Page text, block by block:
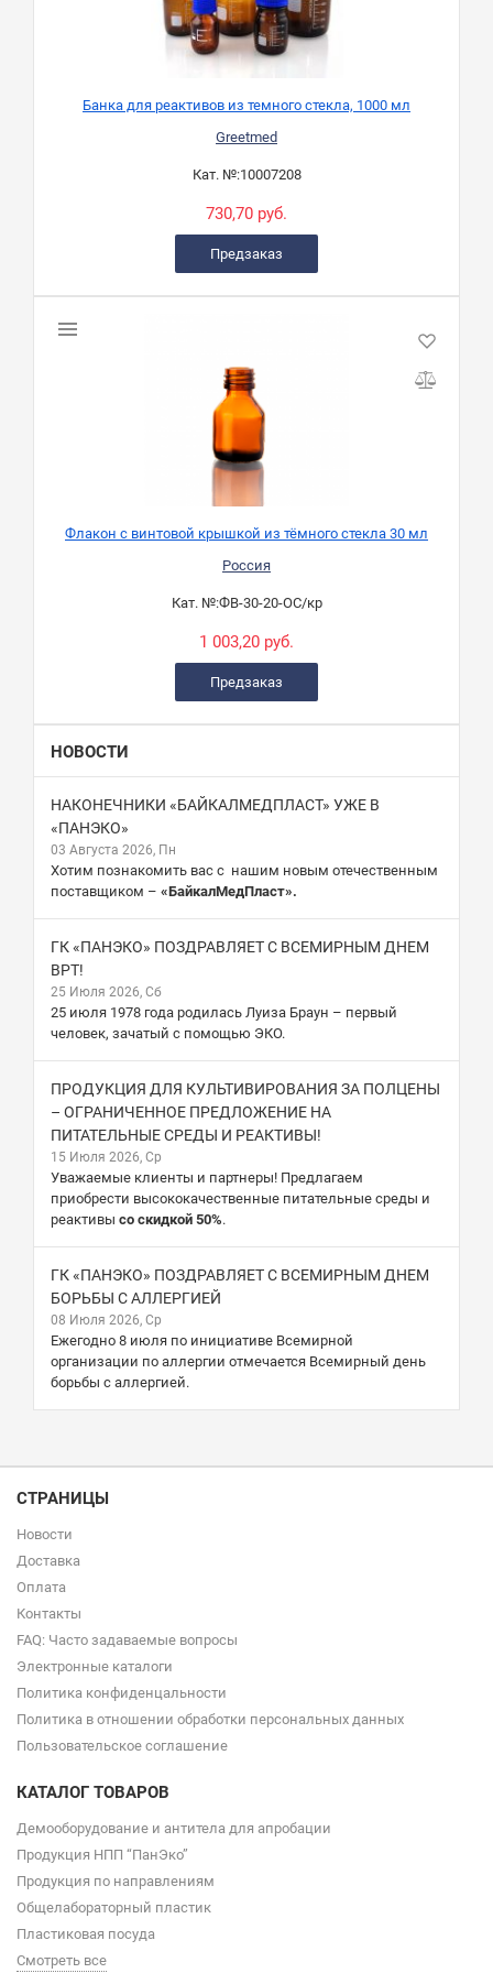
Банка для реактивов из темного стекла, 1000 мл
Greetmed
Кат. №:10007208
730,70 руб.
Предзаказ
Флакон с винтовой крышкой из тёмного стекла 30 мл
Россия
Кат. №:ФВ-30-20-ОС/кр
1 003,20 руб.
Предзаказ
НОВОСТИ
НАКОНЕЧНИКИ «БАЙКАЛМЕДПЛАСТ» УЖЕ В
«ПАНЭКО»
03 Августа 2026, Пн
Хотим познакомить вас с нашим новым отечественным
поставщиком – «БайкалМедПласт».
ГК «ПАНЭКО» ПОЗДРАВЛЯЕТ С ВСЕМИРНЫМ ДНЕМ
ВРТ!
25 Июля 2026, Сб
25 июля 1978 года родилась Луиза Браун – первый
человек, зачатый с помощью ЭКО.
ПРОДУКЦИЯ ДЛЯ КУЛЬТИВИРОВАНИЯ ЗА ПОЛЦЕНЫ
– ОГРАНИЧЕННОЕ ПРЕДЛОЖЕНИЕ НА
ПИТАТЕЛЬНЫЕ СРЕДЫ И РЕАКТИВЫ!
15 Июля 2026, Ср
Уважаемые клиенты и партнеры! Предлагаем
приобрести высококачественные питательные среды и
реактивы со скидкой 50%.
ГК «ПАНЭКО» ПОЗДРАВЛЯЕТ С ВСЕМИРНЫМ ДНЕМ
БОРЬБЫ С АЛЛЕРГИЕЙ
08 Июля 2026, Ср
Ежегодно 8 июля по инициативе Всемирной
организации по аллергии отмечается Всемирный день
борьбы с аллергией.
СТРАНИЦЫ
Новости
Доставка
Оплата
Контакты
FAQ: Часто задаваемые вопросы
Электронные каталоги
Политика конфиденцальности
Политика в отношении обработки персональных данных
Пользовательское соглашение
КАТАЛОГ ТОВАРОВ
Демооборудование и антитела для апробации
Продукция НПП “ПанЭко”
Продукция по направлениям
Общелабораторный пластик
Пластиковая посуда
Смотреть все